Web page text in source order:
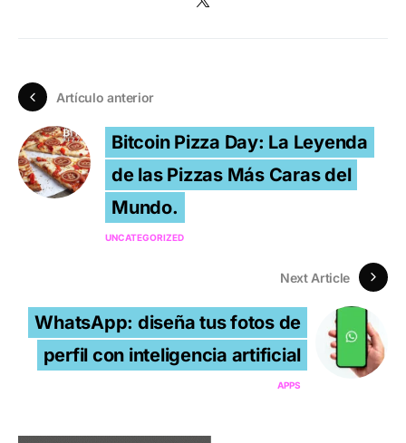
Artículo anterior
Bitcoin Pizza Day: La Leyenda
de las Pizzas Más Caras del
Mundo.
UNCATEGORIZED
Next Article
WhatsApp: diseña tus fotos de
perfil con inteligencia artificial
APPS